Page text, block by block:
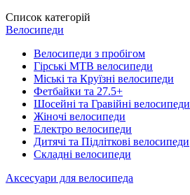
Список категорій
Велосипеди
Велосипеди з пробігом
Гірські MTB велосипеди
Міські та Круїзні велосипеди
Фетбайки та 27.5+
Шосейні та Гравійні велосипеди
Жіночі велосипеди
Електро велосипеди
Дитячі та Підліткові велосипеди
Складні велосипеди
Аксесуари для велосипеда